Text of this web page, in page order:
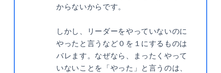
からないからです。
しかし、リーダーをやっていないのに
やったと言うなど０を１にするものは
バレます。なぜなら、まったくやって
いないことを「やった」と言うのは、